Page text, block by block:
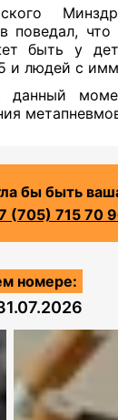
поведал, что
быть у
и людей с
данный
бы быть
(705) 715 70
номере: